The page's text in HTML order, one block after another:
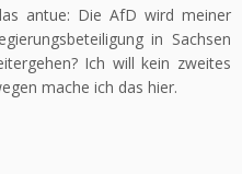
antue: Die AfD wird meiner
in Sachsen
Ich will kein zweites
mache ich das hier.